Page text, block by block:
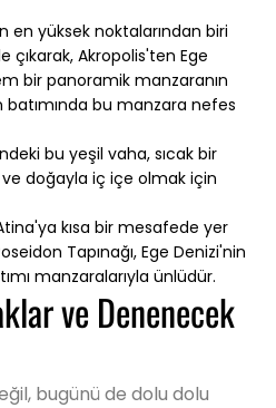
en yüksek noktalarından biri
Akropolis'ten Ege
bir panoramik manzaranın
batımında bu manzara nefes
bu yeşil vaha, sıcak bir
doğayla iç içe olmak için
kısa bir mesafede yer
Tapınağı, Ege Denizi'nin
manzaralarıyla ünlüdür.
ve Denenecek
bugünü de dolu dolu